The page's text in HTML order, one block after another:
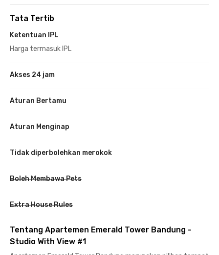
Tata Tertib
Ketentuan IPL
Harga termasuk IPL
Akses 24 jam
Aturan Bertamu
Aturan Menginap
Tidak diperbolehkan merokok
Boleh Membawa Pets
Extra House Rules
Tentang Apartemen Emerald Tower Bandung -
Studio With View #1